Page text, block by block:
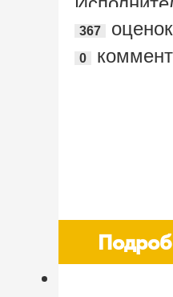
Новосибирск
367 оценок
0